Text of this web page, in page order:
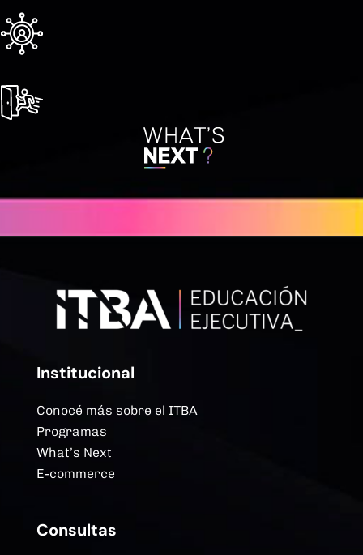
Institucional
Conocé más sobre el ITBA
Programas
What’s Next
E-commerce
Consultas